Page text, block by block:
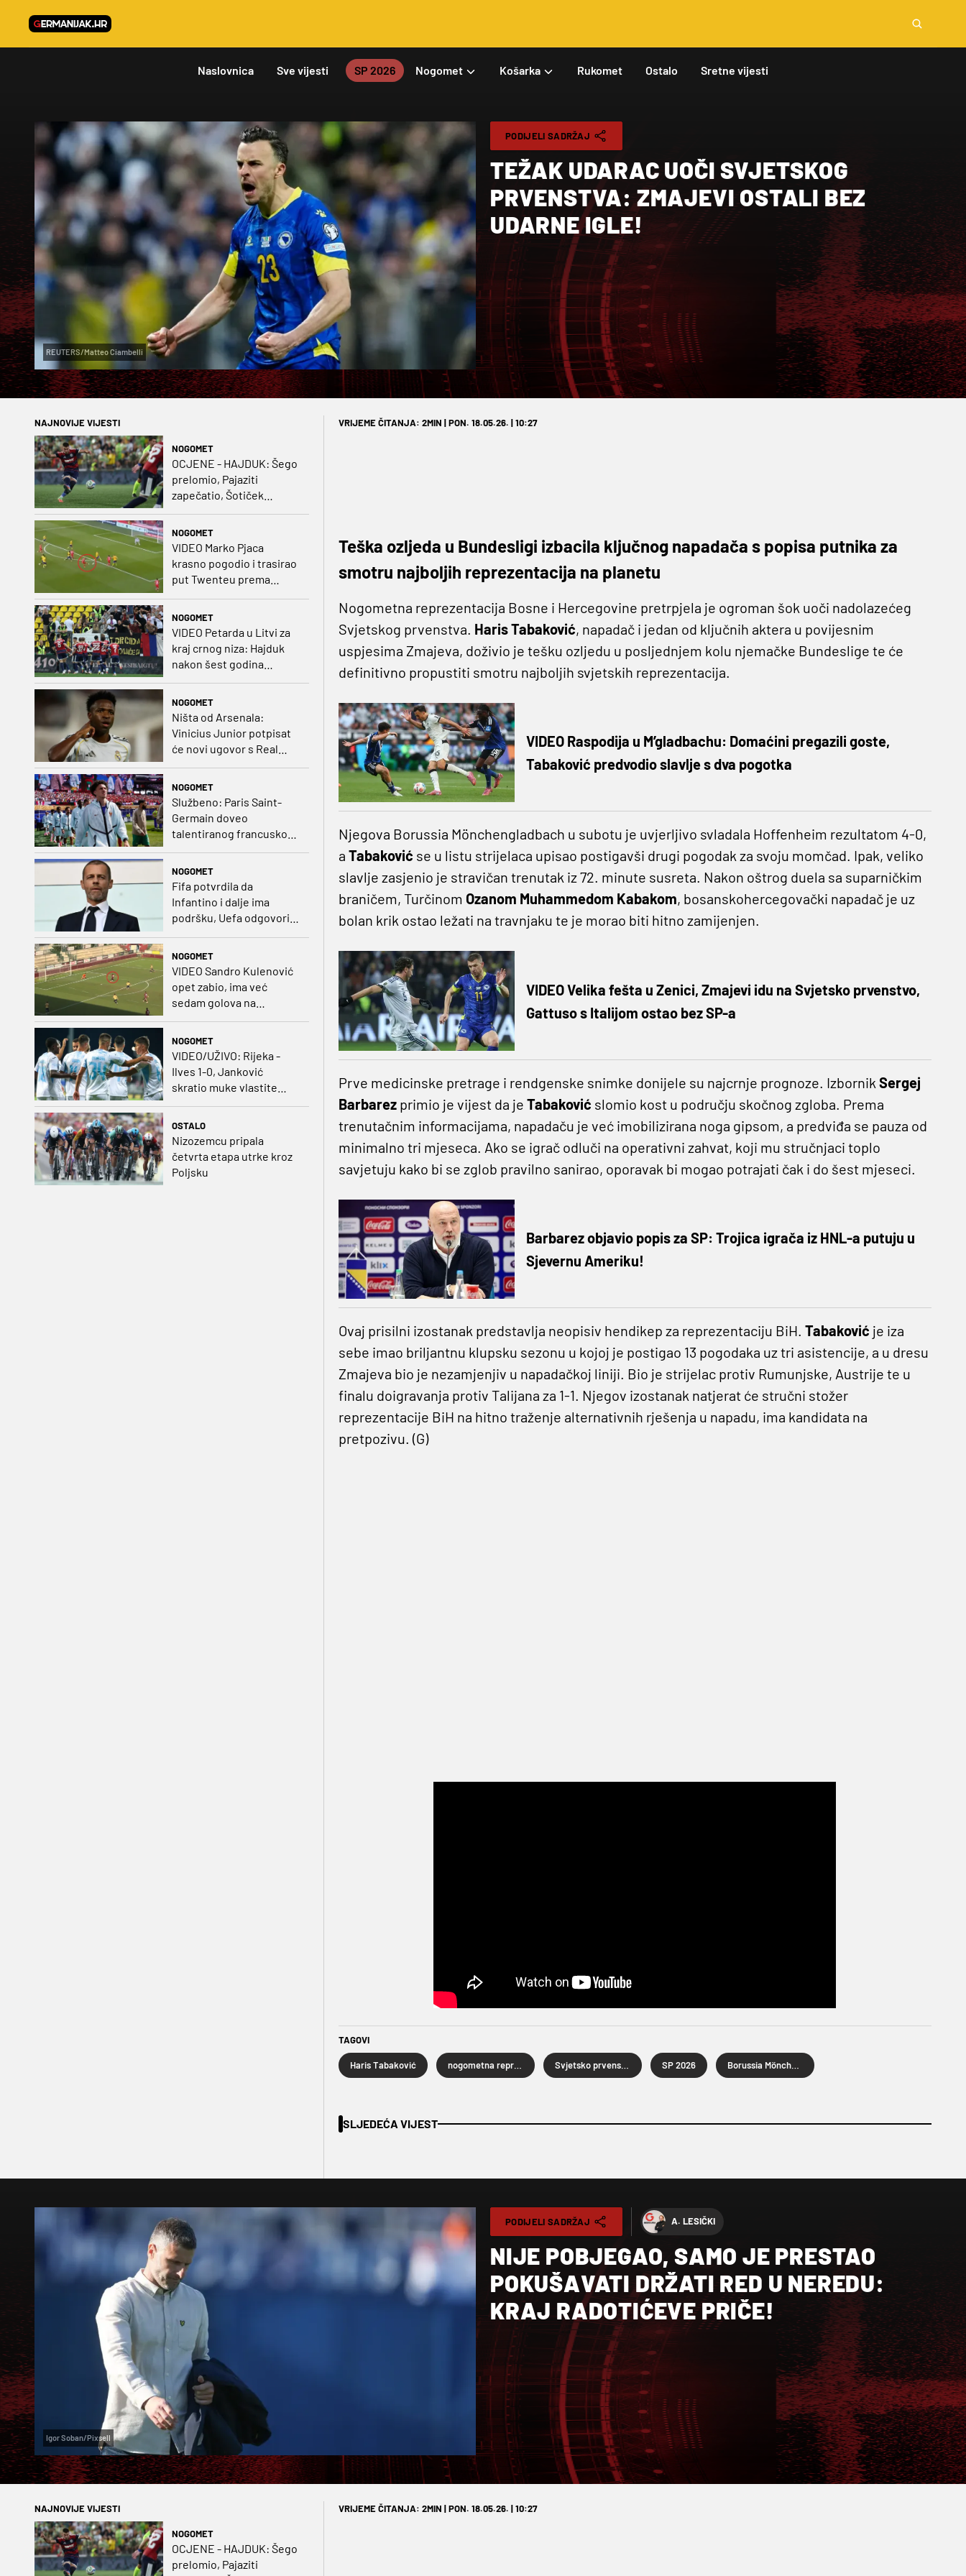
Naslovnica Sve vijesti SP 2026 Nogomet Košarka Rukomet Ostalo Sretne vijesti
REUTERS/Matteo Ciambelli
PODIJELI SADRŽAJ
TEŽAK UDARAC UOČI SVJETSKOG
PRVENSTVA: ZMAJEVI OSTALI BEZ
UDARNE IGLE!
NAJNOVIJE VIJESTI
NOGOMET
OCJENE - HAJDUK: Šego
prelomio, Pajaziti
zapečatio, Šotiček
NOGOMET
VIDEO Marko Pjaca
krasno pogodio i trasirao
put Twenteu prema
NOGOMET
VIDEO Petarda u Litvi za
kraj crnog niza: Hajduk
nakon šest godina
pobijedio na europskom
NOGOMET
Ništa od Arsenala:
Vinicius Junior potpisat
će novi ugovor s Real
Madridom
NOGOMET
Službeno: Paris Saint-
Germain doveo
talentiranog francuskog
NOGOMET
Fifa potvrdila da
Infantino i dalje ima
podršku, Uefa odgovorila
NOGOMET
VIDEO Sandro Kulenović
opet zabio, ima već
sedam golova na
pripremama
NOGOMET
VIDEO/UŽIVO: Rijeka -
Ilves 1-0, Janković
skratio muke vlastite
OSTALO
Nizozemcu pripala
četvrta etapa utrke kroz
Poljsku
VRIJEME ČITANJA: 2MIN | PON. 18.05.26. | 10:27
Teška ozljeda u Bundesligi izbacila ključnog napadača s popisa putnika za
smotru najboljih reprezentacija na planetu
Nogometna reprezentacija Bosne i Hercegovine pretrpjela je ogroman šok uoči nadolazećeg
Svjetskog prvenstva. Haris Tabaković, napadač i jedan od ključnih aktera u povijesnim
uspjesima Zmajeva, doživio je tešku ozljedu u posljednjem kolu njemačke Bundeslige te će
definitivno propustiti smotru najboljih svjetskih reprezentacija.
VIDEO Raspodija u M’gladbachu: Domaćini pregazili goste,
Tabaković predvodio slavlje s dva pogotka
Njegova Borussia Mönchengladbach u subotu je uvjerljivo svladala Hoffenheim rezultatom 4-0,
a Tabaković se u listu strijelaca upisao postigavši drugi pogodak za svoju momčad. Ipak, veliko
slavlje zasjenio je stravičan trenutak iz 72. minute susreta. Nakon oštrog duela sa suparničkim
braničem, Turčinom Ozanom Muhammedom Kabakom, bosanskohercegovački napadač je uz
bolan krik ostao ležati na travnjaku te je morao biti hitno zamijenjen.
VIDEO Velika fešta u Zenici, Zmajevi idu na Svjetsko prvenstvo,
Gattuso s Italijom ostao bez SP-a
Prve medicinske pretrage i rendgenske snimke donijele su najcrnje prognoze. Izbornik Sergej
Barbarezprimio je vijest da je Tabaković slomio kost u području skočnog zgloba. Prema
trenutačnim informacijama, napadaču je već imobilizirana noga gipsom, a predviđa se pauza od
minimalno tri mjeseca. Ako se igrač odluči na operativni zahvat, koji mu stručnjaci toplo
savjetuju kako bi se zglob pravilno sanirao, oporavak bi mogao potrajati čak i do šest mjeseci.
Barbarez objavio popis za SP: Trojica igrača iz HNL-a putuju u
Sjevernu Ameriku!
Ovaj prisilni izostanak predstavlja neopisiv hendikep za reprezentaciju BiH. Tabaković je iza
sebe imao briljantnu klupsku sezonu u kojoj je postigao 13 pogodaka uz tri asistencije, a u dresu
Zmajeva bio je nezamjenjiv u napadačkoj liniji. Bio je strijelac protiv Rumunjske, Austrije te u
finalu doigravanja protiv Talijana za 1-1. Njegov izostanak natjerat će stručni stožer
reprezentacije BiH na hitno traženje alternativnih rješenja u napadu, ima kandidata na
pretpozivu. (G)
TAGOVI
Haris Tabaković nogometna reprezentacija Bosne i Hercegovine Svjetsko prvenstvo u nogometu 2026. SP 2026 Borussia Mönchengladbach
SLJEDEĆA VIJEST
Igor Soban/Pixsell
PODIJELI SADRŽAJ A. LESIČKI
NIJE POBJEGAO, SAMO JE PRESTAO
POKUŠAVATI DRŽATI RED U NEREDU:
KRAJ RADOTIĆEVE PRIČE!
NAJNOVIJE VIJESTI
NOGOMET
OCJENE - HAJDUK: Šego
prelomio, Pajaziti
VRIJEME ČITANJA: 2MIN | PON. 18.05.26. | 10:27